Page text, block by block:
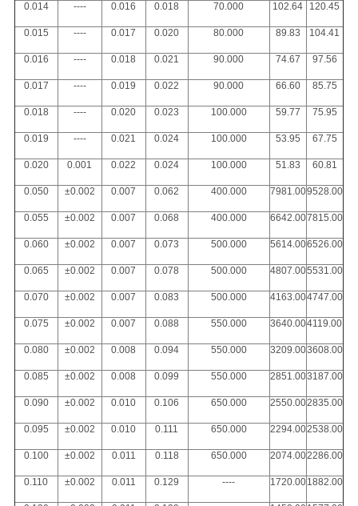
0.014 ---- 0.016 0.018 70.000 102.64 120.45
0.015 ---- 0.017 0.020 80.000 89.83 104.41
0.016 ---- 0.018 0.021 90.000 74.67 97.56
0.017 ---- 0.019 0.022 90.000 66.60 85.75
0.018 ---- 0.020 0.023 100.000 59.77 75.95
0.019 ---- 0.021 0.024 100.000 53.95 67.75
0.020 0.001 0.022 0.024 100.000 51.83 60.81
0.050 ±0.002 0.007 0.062 400.000 7981.009528.00
0.055 ±0.002 0.007 0.068 400.000 6642.007815.00
0.060 ±0.002 0.007 0.073 500.000 5614.006526.00
0.065 ±0.002 0.007 0.078 500.000 4807.005531.00
0.070 ±0.002 0.007 0.083 500.000 4163.004747.00
0.075 ±0.002 0.007 0.088 550.000 3640.004119.00
0.080 ±0.002 0.008 0.094 550.000 3209.003608.00
0.085 ±0.002 0.008 0.099 550.000 2851.003187.00
0.090 ±0.002 0.010 0.106 650.000 2550.002835.00
0.095 ±0.002 0.010 0.111 650.000 2294.002538.00
0.100 ±0.002 0.011 0.118 650.000 2074.002286.00
0.110 ±0.002 0.011 0.129 ---- 1720.001882.00